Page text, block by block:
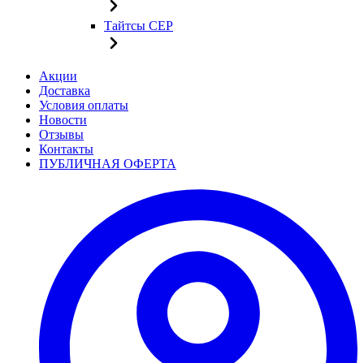
Тайтсы CEP
Акции
Доставка
Условия оплаты
Новости
Отзывы
Контакты
ПУБЛИЧНАЯ ОФЕРТА